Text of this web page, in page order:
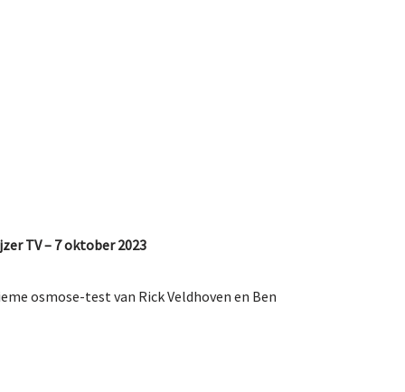
TV – 7 oktober 2023
osmose-test van Rick Veldhoven en Ben